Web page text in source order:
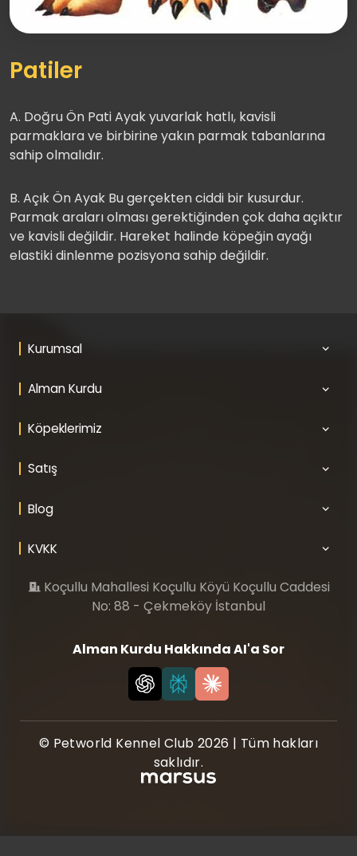
Patiler
A. Doğru Ön Pati Ayak yuvarlak hatlı, kavisli
parmaklara ve birbirine yakın parmak tabanlarına
sahip olmalıdır.
B. Açık Ön Ayak Bu gerçekten ciddi bir kusurdur.
Parmak araları olması gerektiğinden çok daha açıktır
ve kavisli değildir. Hareket halinde köpeğin ayağı
elastiki dinlenme pozisyona sahip değildir.
Kurumsal
Alman Kurdu
Köpeklerimiz
Satış
Blog
KVKK
Koçullu Mahallesi Koçullu Köyü Koçullu Caddesi
No: 88 - Çekmeköy İstanbul
Alman Kurdu Hakkında AI'a Sor
© Petworld Kennel Club 2026 | Tüm hakları
saklıdır.